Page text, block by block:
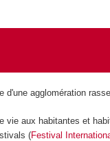
agglomération
aux habitantes et
(Festival